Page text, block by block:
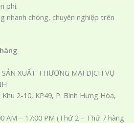
phí.
nhanh chóng, chuyên nghiệp trên
XUẤT THƯƠNG MẠI DỊCH VỤ
2-10, KP49, P. Bình Hưng Hòa,
AM – 17:00 PM (Thứ 2 – Thứ 7 hàng